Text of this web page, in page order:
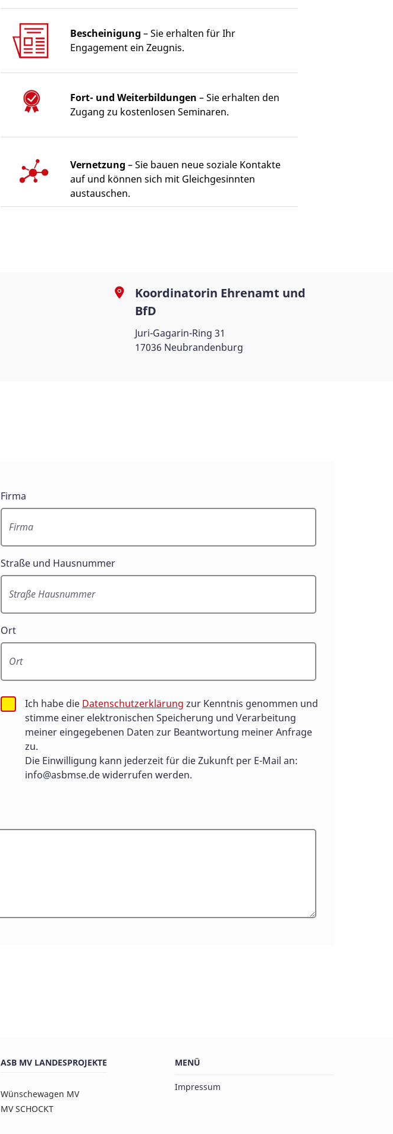
Bescheinigung – Sie erhalten für Ihr
Engagement ein Zeugnis.
Fort- und Weiterbildungen – Sie erhalten den
Zugang zu kostenlosen Seminaren.
Vernetzung – Sie bauen neue soziale Kontakte
auf und können sich mit Gleichgesinnten
austauschen.
Koordinatorin Ehrenamt und
BfD
Juri-Gagarin-Ring 31
17036 Neubrandenburg
Firma
Straße und Hausnummer
Ort
Ich habe die Datenschutzerklärung zur Kenntnis genommen und
stimme einer elektronischen Speicherung und Verarbeitung
meiner eingegebenen Daten zur Beantwortung meiner Anfrage
zu.
Die Einwilligung kann jederzeit für die Zukunft per E-Mail an:
info@asbmse.dewiderrufen werden.
ASB MV LANDESPROJEKTE
Wünschewagen MV
MV SCHOCKT
MENÜ
Impressum